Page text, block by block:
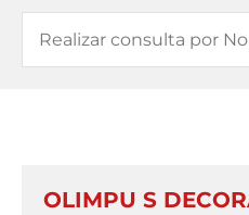
OLIMPU S